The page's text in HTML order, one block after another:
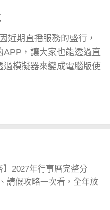
近期直播服務的盛行，
，讓大家也能透過直
過模擬器來變成電腦版使
】2027年行事曆完整分
請假攻略一次看，全年放